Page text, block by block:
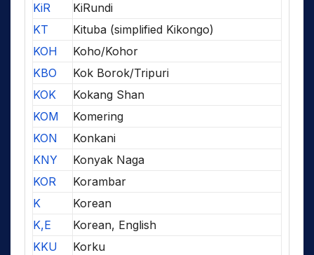
KiR
KiRundi
KT
Kituba (simplified Kikongo)
KOH
Koho/Kohor
KBO
Kok Borok/Tripuri
KOK
Kokang Shan
KOM
Komering
KON
Konkani
KNY
Konyak Naga
KOR
Korambar
K
Korean
K,E
Korean, English
KKU
Korku